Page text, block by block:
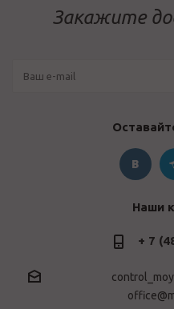
Закажите
Наши
+ 7